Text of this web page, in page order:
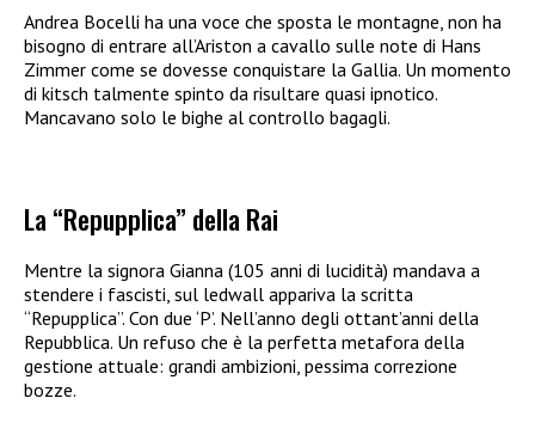
Andrea Bocelli ha una voce che sposta le montagne, non ha
bisogno di entrare all’Ariston a cavallo sulle note di Hans
Zimmer come se dovesse conquistare la Gallia. Un momento
di kitsch talmente spinto da risultare quasi ipnotico.
Mancavano solo le bighe al controllo bagagli.
La “Repupplica” della Rai
Mentre la signora Gianna (105 anni di lucidità) mandava a
stendere i fascisti, sul ledwall appariva la scritta
“Repupplica”. Con due ‘P’. Nell’anno degli ottant’anni della
Repubblica. Un refuso che è la perfetta metafora della
gestione attuale: grandi ambizioni, pessima correzione
bozze.